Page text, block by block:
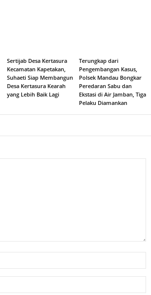
Sertijab Desa Kertasura
Kecamatan Kapetakan,
Suhaeti Siap Membangun
Desa Kertasura Kearah
yang Lebih Baik Lagi
Terungkap dari
Pengembangan Kasus,
Polsek Mandau Bongkar
Peredaran Sabu dan
Ekstasi di Air Jamban, Tiga
Pelaku Diamankan